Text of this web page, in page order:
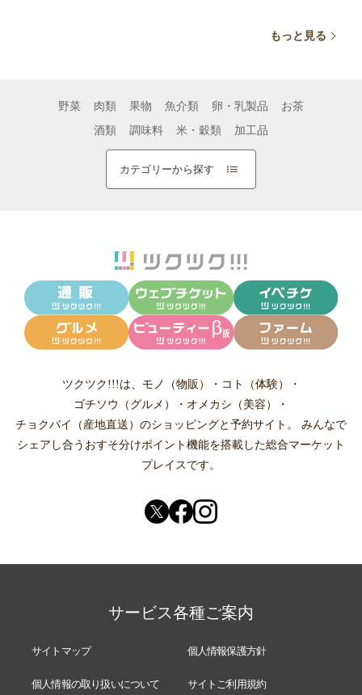
もっと見る
野菜 肉類 果物 魚介類 卵・乳製品
お茶
酒類
調味料 米・穀類 加工品
カテゴリーから探す
ツクツク!!!は、 モノ（物販） ・ コト（体験）
・
ゴチソウ（グルメ）
・ オメカシ（美容）
・
チョクバイ（産地直送） のショッピングと予約サイト。
みんなで
シェアし合う おすそ分けポイント機能を搭載した総合マーケット
プレイスです。
サービス各種ご案内
サイトマップ 個人情報保護方針
個人情報の取り扱いについて サイトご利用規約